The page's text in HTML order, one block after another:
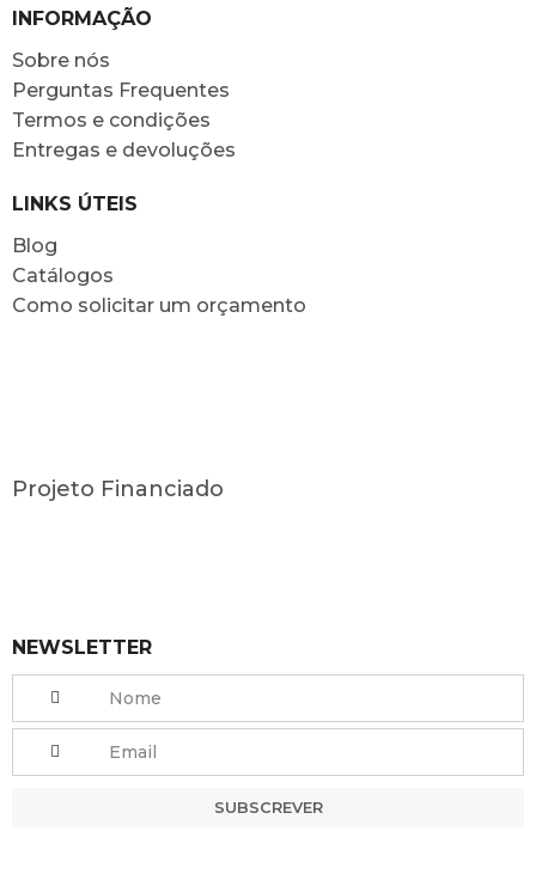
INFORMAÇÃO
Sobre nós
Perguntas Frequentes
Termos e condições
Entregas e devoluções
LINKS ÚTEIS
Blog
Catálogos
Como solicitar um orçamento
Projeto Financiado
NEWSLETTER
SUBSCREVER